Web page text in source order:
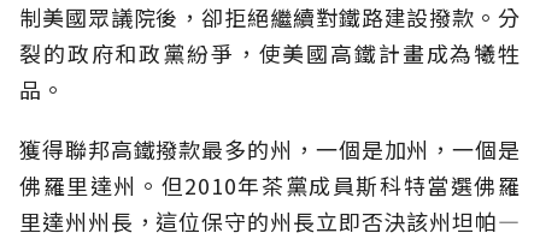
制美國眾議院後，卻拒絕繼續對鐵路建設撥款。分
裂的政府和政黨紛爭，使美國高鐵計畫成為犧牲
品。
獲得聯邦高鐵撥款最多的州，一個是加州，一個是
佛羅里達州。但2010年茶黨成員斯科特當選佛羅
里達州州長，這位保守的州長立即否決該州坦帕—